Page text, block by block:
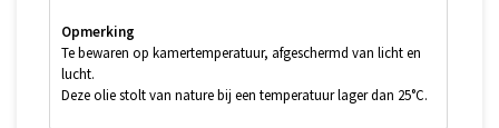
Opmerking
Te bewaren op kamertemperatuur, afgeschermd van licht en
lucht.
Deze olie stolt van nature bij een temperatuur lager dan 25°C.